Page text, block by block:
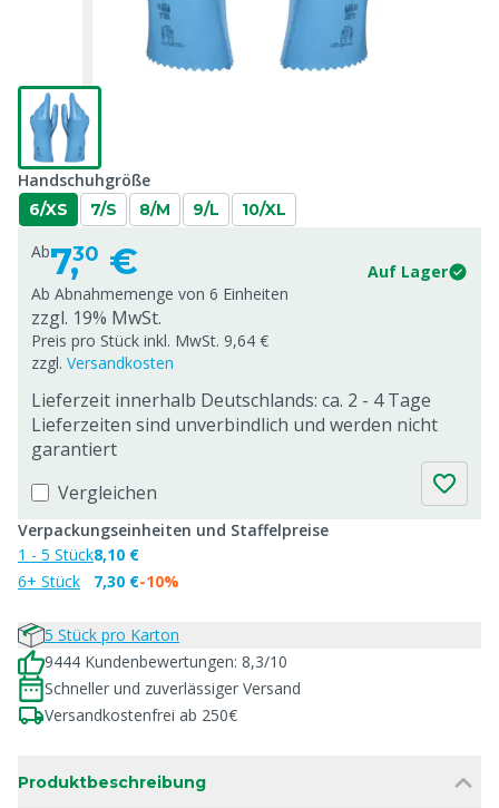
Handschuhgröße
6/XS 7/S 8/M 9/L 10/XL
Ab7,30 €
Auf Lager
Ab Abnahmemenge von 6 Einheiten
zzgl. 19% MwSt.
Preis pro Stück inkl. MwSt. 9,64 €
zzgl. Versandkosten
Lieferzeit innerhalb Deutschlands: ca. 2 - 4 Tage
Lieferzeiten sind unverbindlich und werden nicht
garantiert
Vergleichen
Verpackungseinheiten und Staffelpreise
1 - 5 Stück
6+ Stück
8,10 €
7,30 €-10%
5 Stück pro Karton
9444 Kundenbewertungen: 8,3/10
Schneller und zuverlässiger Versand
Versandkostenfrei ab 250€
Produktbeschreibung